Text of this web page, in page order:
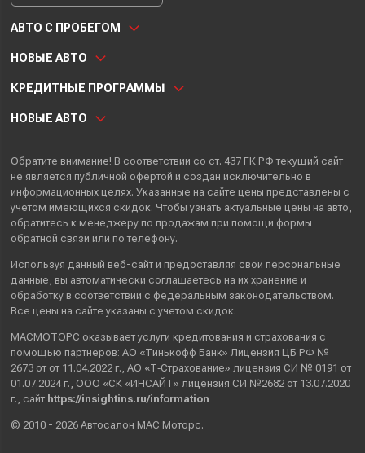
АВТО С ПРОБЕГОМ
НОВЫЕ АВТО
КРЕДИТНЫЕ ПРОГРАММЫ
НОВЫЕ АВТО
Обратите внимание! В соответствии со ст. 437 ГК РФ текущий сайт
не является публичной офертой и создан исключительно в
информационных целях. Указанные на сайте цены представлены с
учетом имеющихся скидок. Чтобы узнать актуальные цены на авто,
обратитесь к менеджеру по продажам при помощи формы
обратной связи или по телефону.
Используя данный веб-сайт и предоставляя свои персональные
данные , вы автоматически соглашаетесь на их хранение и
обработку в соответствии с федеральным законодательством.
Все цены на сайте указаны с учетом скидок.
МАСМОТОРС оказывает услуги кредитования и страхования с
помощью партнеров: АО «Тинькофф Банк» Лицензия ЦБ РФ №
2673 от от 11.04.2022 г., АО «Т‑Страхование» лицензия СИ № 0191 от
01.07.2024 г., ООО «СК «ИНСАЙТ» лицензия СИ №2682 от 13.07.2020
г., сайт https://insightins.ru/information
© 2010 - 2026 Автосалон МАС Моторс.